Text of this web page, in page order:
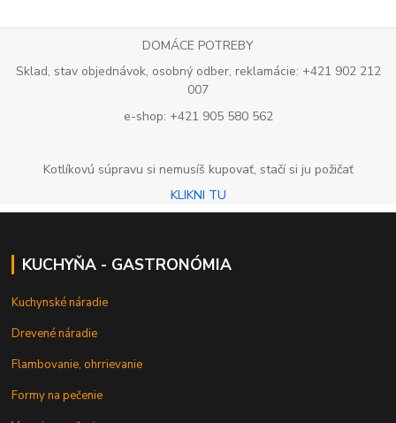
DOMÁCE POTREBY
Sklad, stav objednávok, osobný odber, reklamácie: +421 902 212
007
e-shop: +421 905 580 562
Kotlíkovú súpravu si nemusíš kupovať, stačí si ju požičať
KLIKNI TU
KUCHYŇA - GASTRONÓMIA
Kuchynské náradie
Drevené náradie
Flambovanie, ohrrievanie
Formy na pečenie